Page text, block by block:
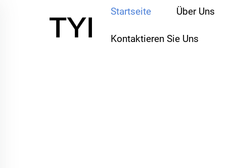
Startseite Über Uns
Kontaktieren Sie Uns